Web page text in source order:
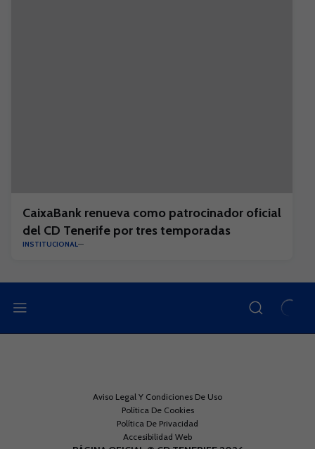
CaixaBank renueva como patrocinador oficial
del CD Tenerife por tres temporadas
INSTITUCIONAL
Aviso Legal Y Condiciones De Uso
Política De Cookies
Política De Privacidad
Accesibilidad Web